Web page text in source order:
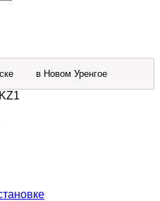
в Новом Уренгое